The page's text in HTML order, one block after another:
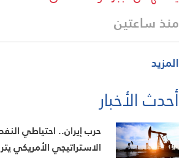
منذ ساعتين
المزيد
أحدث الأخبار
حرب إيران.. احتياطي
الاستراتيجي الأمريكي